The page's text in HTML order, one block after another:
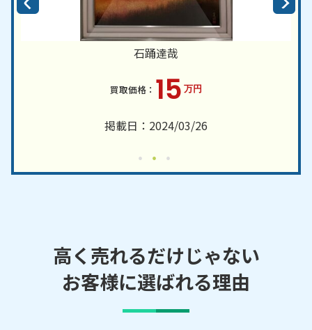
石踊達哉
15 万円
掲載日：2024/03/26
高く売れるだけじゃない
お客様に選ばれる理由